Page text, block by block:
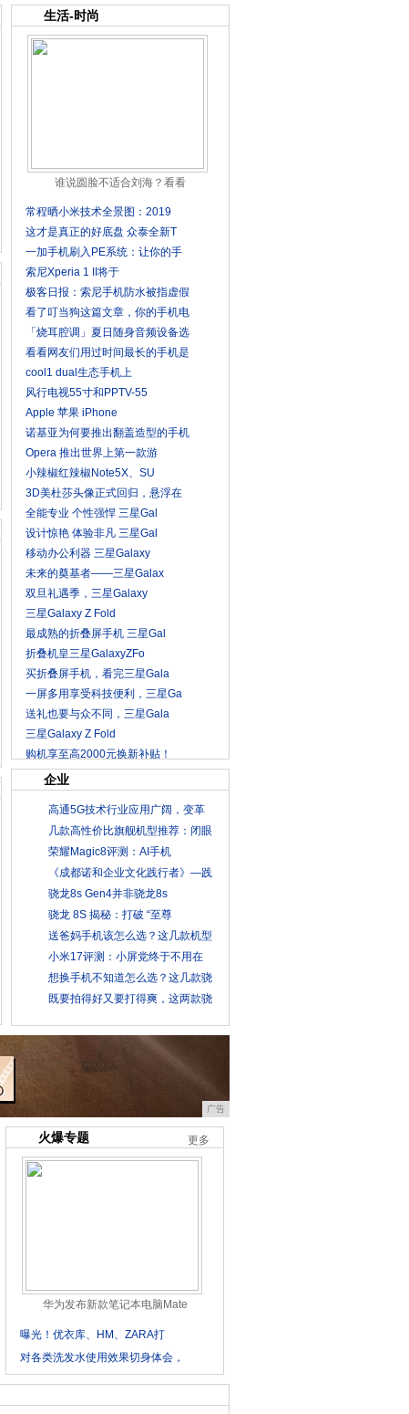
生活-时尚
谁说圆脸不适合刘海？看看
常程晒小米技术全景图：2019
这才是真正的好底盘 众泰全新T
一加手机刷入PE系统：让你的手
索尼Xperia 1 II将于
极客日报：索尼手机防水被指虚假
看了叮当狗这篇文章，你的手机电
「烧耳腔调」夏日随身音频设备选
看看网友们用过时间最长的手机是
cool1 dual生态手机上
风行电视55寸和PPTV-55
Apple 苹果 iPhone
诺基亚为何要推出翻盖造型的手机
Opera 推出世界上第一款游
小辣椒红辣椒Note5X、SU
3D美杜莎头像正式回归，悬浮在
全能专业 个性强悍 三星Gal
设计惊艳 体验非凡 三星Gal
移动办公利器 三星Galaxy
未来的奠基者——三星Galax
双旦礼遇季，三星Galaxy
三星Galaxy Z Fold
最成熟的折叠屏手机 三星Gal
折叠机皇三星GalaxyZFo
买折叠屏手机，看完三星Gala
一屏多用享受科技便利，三星Ga
送礼也要与众不同，三星Gala
三星Galaxy Z Fold
购机享至高2000元换新补贴！
企业
高通5G技术行业应用广阔，变革
几款高性价比旗舰机型推荐：闭眼
荣耀Magic8评测：AI手机
《成都诺和企业文化践行者》—践
骁龙8s Gen4并非骁龙8s
骁龙 8S 揭秘：打破 “至尊
送爸妈手机该怎么选？这几款机型
小米17评测：小屏党终于不用在
想换手机不知道怎么选？这几款骁
既要拍得好又要打得爽，这两款骁
广告
火爆专题 更多
华为发布新款笔记本电脑Mate
曝光！优衣库、HM、ZARA打
对各类洗发水使用效果切身体会，